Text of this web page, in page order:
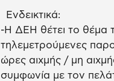
Ενδεικτικά:
-Η ΔΕΗ θέτει το θέμα
τηλεμετρούμενες
ώρες αιχμής / μη
συμφωνία με τον